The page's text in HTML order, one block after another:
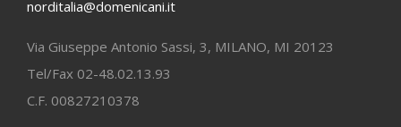
norditalia@domenicani.it
Via Giuseppe Antonio Sassi, 3, MILANO, MI 20123
Tel/Fax 02-48.02.13.93
C.F. 00827210378